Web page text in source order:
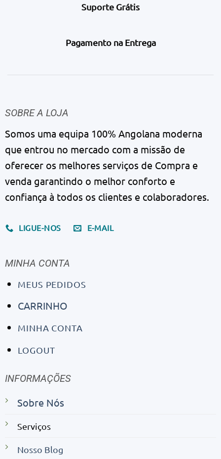
Suporte Grátis
Pagamento na Entrega
SOBRE A LOJA
Somos uma equipa 100% Angolana moderna
que entrou no mercado com a missão de
oferecer os melhores serviços de Compra e
venda garantindo o melhor conforto e
confiança à todos os clientes e colaboradores.
LIGUE-NOS E-MAIL
MINHA CONTA
MEUS PEDIDOS
CARRINHO
MINHA CONTA
LOGOUT
INFORMAÇÕES
Sobre Nós
Serviços
Nosso Blog